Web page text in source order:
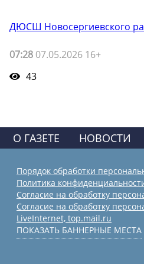
ДЮСШ Новосергиевского
07:28 07.05.2026 16+
43
О ГАЗЕТЕ НОВОСТИ
Порядок обработки
Политика
Согласие на обработку
Согласие на обработку
LiveInternet, top.mail.ru
ПОКАЗАТЬ БАННЕРНЫЕ МЕСТА